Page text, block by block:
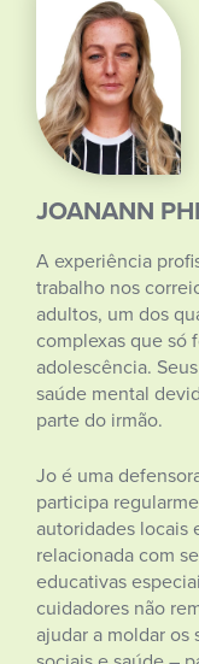
JOANANN
A experiência
trabalho nos
adultos, um dos
complexas que só
adolescência.
saúde mental
parte do irmão.
Jo é uma
participa
autoridades locais
relacionada com
educativas
cuidadores não
ajudar a moldar os